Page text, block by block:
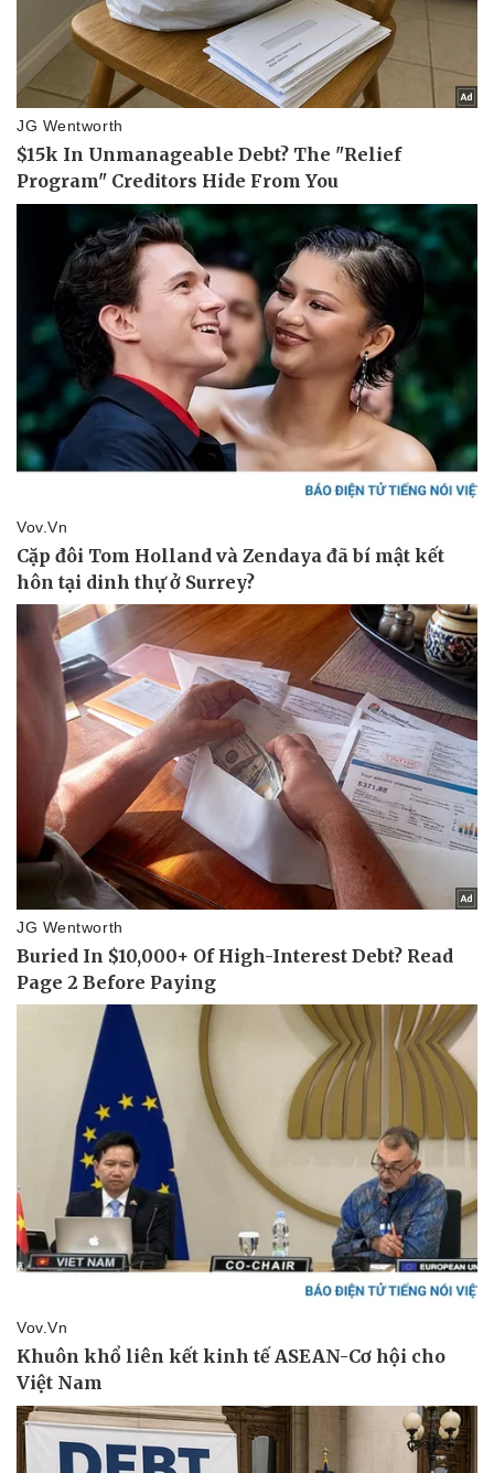
Tin nóng
Tư vấn luật
Quân sự - Quốc phòng
Vũ khí
Việt Nam
Phân tích